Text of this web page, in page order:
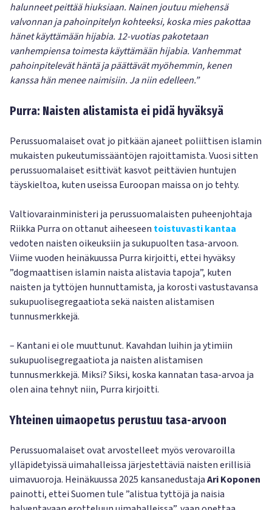
halunneet peittää hiuksiaan. Nainen joutuu miehensä
valvonnan ja pahoinpitelyn kohteeksi, koska mies pakottaa
hänet käyttämään hijabia. 12-vuotias pakotetaan
vanhempiensa toimesta käyttämään hijabia. Vanhemmat
pahoinpitelevät häntä ja päättävät myöhemmin, kenen
kanssa hän menee naimisiin. Ja niin edelleen.”
Purra: Naisten alistamista ei pidä hyväksyä
Perussuomalaiset ovat jo pitkään ajaneet poliittisen islamin
mukaisten pukeutumissääntöjen rajoittamista. Vuosi sitten
perussuomalaiset esittivät kasvot peittävien huntujen
täyskieltoa, kuten useissa Euroopan maissa on jo tehty.
Valtiovarainministeri ja perussuomalaisten puheenjohtaja
Riikka Purra on ottanut aiheeseen toistuvasti kantaa
vedoten naisten oikeuksiin ja sukupuolten tasa-arvoon.
Viime vuoden heinäkuussa Purra kirjoitti, ettei hyväksy
”dogmaattisen islamin naista alistavia tapoja”, kuten
naisten ja tyttöjen hunnuttamista, ja korosti vastustavansa
sukupuolisegregaatiota sekä naisten alistamisen
tunnusmerkkejä.
– Kantani ei ole muuttunut. Kavahdan luihin ja ytimiin
sukupuolisegregaatiota ja naisten alistamisen
tunnusmerkkejä. Miksi? Siksi, koska kannatan tasa-arvoa ja
olen aina tehnyt niin, Purra kirjoitti.
Yhteinen uimaopetus perustuu tasa-arvoon
Perussuomalaiset ovat arvostelleet myös verovaroilla
ylläpidetyissä uimahalleissa järjestettäviä naisten erillisiä
uimavuoroja. Heinäkuussa 2025 kansanedustajaAri Koponen
painotti, ettei Suomen tule ”alistua tyttöjä ja naisia